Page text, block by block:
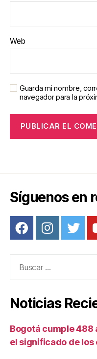
Web
Guarda mi nombre,
navegador para la
Síguenos en
Noticias
Bogotá cumple 488
el significado de los